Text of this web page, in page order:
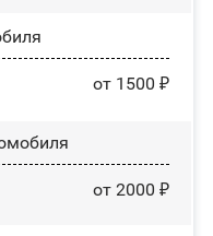
от 1500 ₽
от 2000 ₽